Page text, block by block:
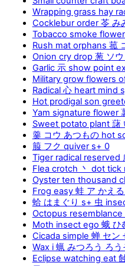
Wrapping grass hay
Cocklebur order 苓 み
Tobacco smoke
Rush mat orphans 菰
Onion cry drop 葱 ソ
Garlic 示 show point
Military grow flowers
Radical 心 heart mind
Hot prodigal son
Yam signature flower
Sweet potato plant 藷
羹 コウ あつもの hot
箙 フク quiver s+ 0
Tiger radical reserved
Flea crotch 丶 dot tick
Oyster ten thousand
Frog easy 蛙 ア かえ
蛤 はまぐり s+ 虫
Octopus
Moth insect ego 蛾 ひ
Cicada simple 蝉 セン
Wax i 蝋 みつろう ろ
Eclipse watching eat